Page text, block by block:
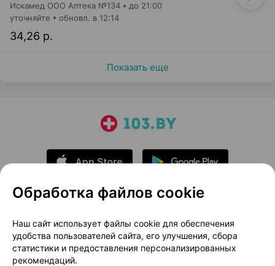
Искамед ООО Аптека №134 до 21:00
34,26 р.
уточняйте обновл. в 12:14
Показать еще
О проекте
Новости проекта
Размещение рекламы
Медицинский маркетинг
Публичный договор
Доставка
Обработка файлов cookie
Наш сайт использует файлы cookie для обеспечения
удобства пользователей сайта, его улучшения, сбора
статистики и предоставления персонализированных
рекомендаций.